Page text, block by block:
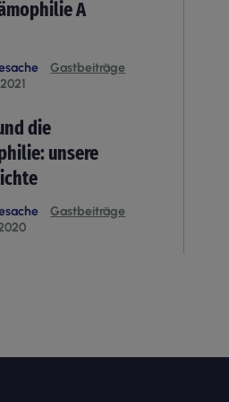
A
Gastbeiträge
die
unsere
Gastbeiträge